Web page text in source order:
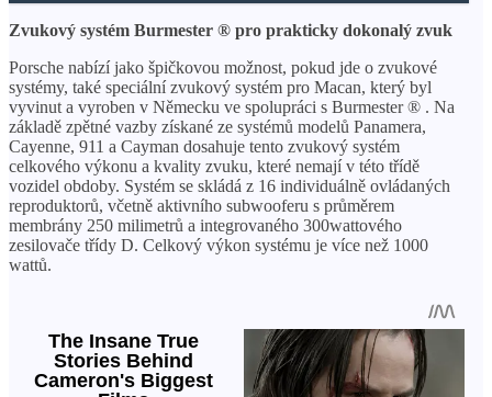
Zvukový systém Burmester ® pro prakticky dokonalý zvuk
Porsche nabízí jako špičkovou možnost, pokud jde o zvukové
systémy, také speciální zvukový systém pro Macan, který byl
vyvinut a vyroben v Německu ve spolupráci s Burmester ® . Na
základě zpětné vazby získané ze systémů modelů Panamera,
Cayenne, 911 a Cayman dosahuje tento zvukový systém
celkového výkonu a kvality zvuku, které nemají v této třídě
vozidel obdoby. Systém se skládá z 16 individuálně ovládaných
reproduktorů, včetně aktivního subwooferu s průměrem
membrány 250 milimetrů a integrovaného 300wattového
zesilovače třídy D. Celkový výkon systému je více než 1000
wattů.